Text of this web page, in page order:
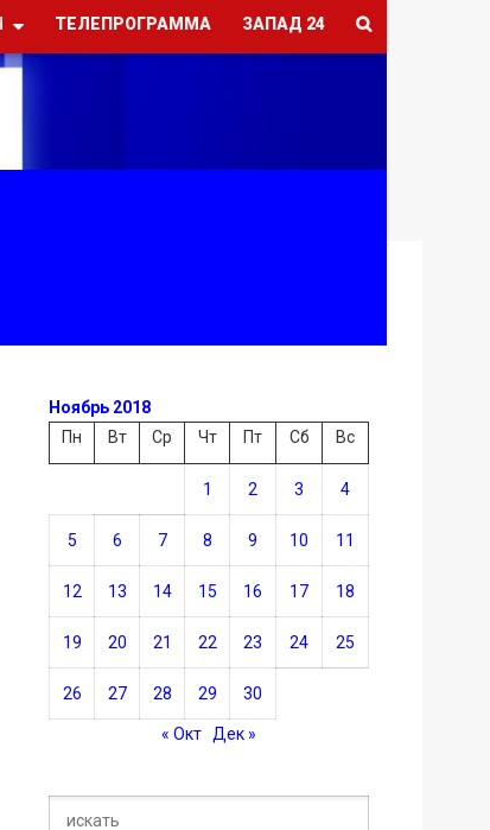
ТЕЛЕПРОГРАММА ЗАПАД 24
Ноябрь 2018
Пн
Вт Ср Чт Пт Сб Вс
1 2 3 4
5 6 7 8 9 10 11
12 13 14 15 16 17 18
19 20 21 22 23 24 25
26 27 28 29 30
« Окт Дек »